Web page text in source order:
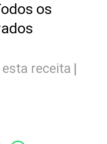
os
esta receita |